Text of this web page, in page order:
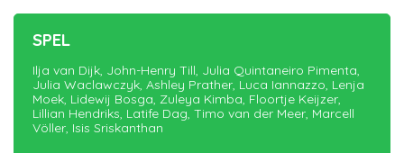
SPEL
Ilja van Dijk, John-Henry Till, Julia Quintaneiro Pimenta,
Julia Waclawczyk, Ashley Prather, Luca Iannazzo, Lenja
Moek, Lidewij Bosga, Zuleya Kimba, Floortje Keijzer,
Lillian Hendriks, Latife Dag, Timo van der Meer, Marcell
Völler, Isis Sriskanthan